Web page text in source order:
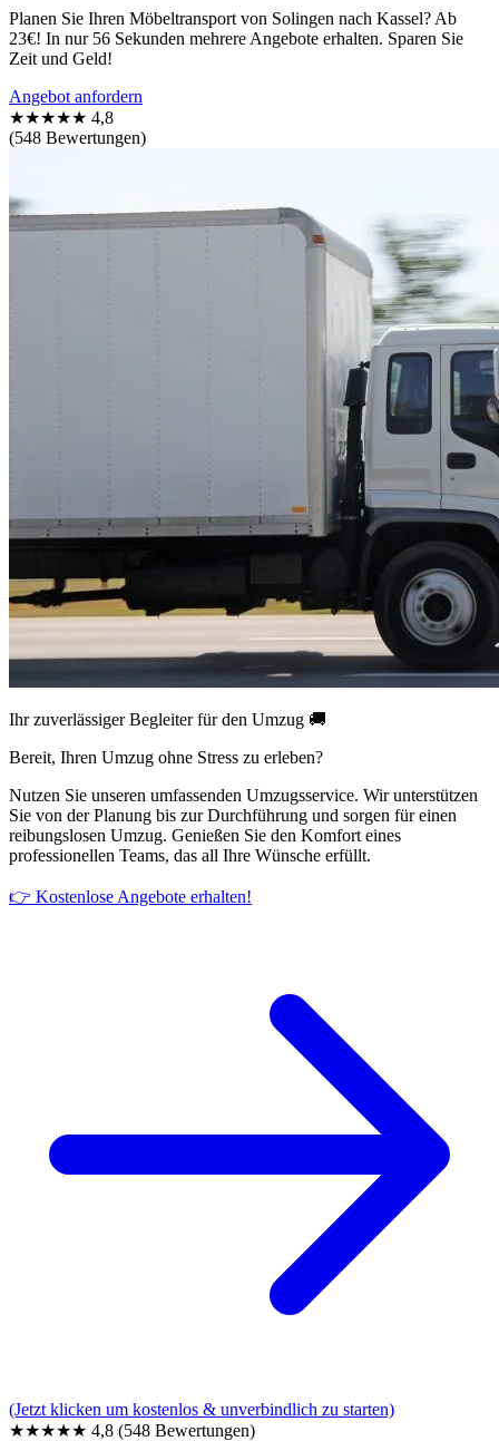
Planen Sie Ihren Möbeltransport von Solingen nach Kassel? Ab
23€! In nur 56 Sekunden mehrere Angebote erhalten. Sparen Sie
Zeit und Geld!
Angebot anfordern
★★★★★ 4,8
(548 Bewertungen)
Ihr zuverlässiger Begleiter für den Umzug 🚚
Bereit, Ihren Umzug ohne Stress zu erleben?
Nutzen Sie unseren umfassenden Umzugsservice. Wir unterstützen
Sie von der Planung bis zur Durchführung und sorgen für einen
reibungslosen Umzug. Genießen Sie den Komfort eines
professionellen Teams, das all Ihre Wünsche erfüllt.
👉 Kostenlose Angebote erhalten!
(Jetzt klicken um kostenlos & unverbindlich zu starten)
★★★★★ 4,8 (548 Bewertungen)